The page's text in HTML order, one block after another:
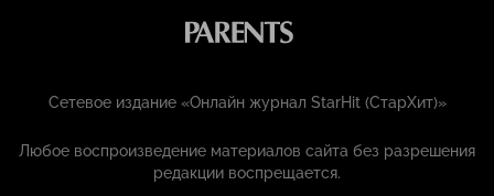
Сетевое издание «Онлайн журнал StarHit (СтарХит)»
Любое воспроизведение материалов сайта без разрешения
редакции воспрещается.